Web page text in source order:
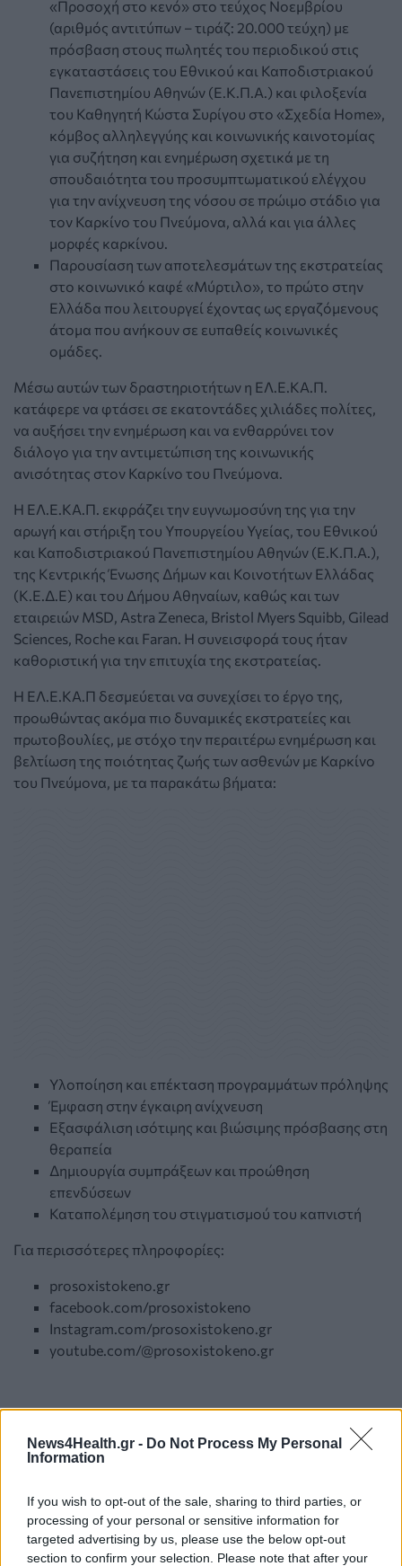
News4Health.gr - Do Not Process My Personal
Information
If you wish to opt-out of the sale, sharing to third parties, or
processing of your personal or sensitive information for
targeted advertising by us, please use the below opt-out
section to confirm your selection. Please note that after your
«Προσοχή στο κενό» στο τεύχος Νοεµβρίου
(αριθµός αντιτύπων – τιράζ: 20.000 τεύχη) με
πρόσβαση στους πωλητές του περιοδικού στις
εγκαταστάσεις του Εθνικού και Καποδιστριακού
Πανεπιστηµίου Αθηνών (Ε.Κ.Π.Α.) και φιλοξενία
του Καθηγητή Κώστα Συρίγου στο «Σχεδία Home»,
κόµβος αλληλεγγύης και κοινωνικής καινοτοµίας
για συζήτηση και ενηµέρωση σχετικά µε τη
σπουδαιότητα του προσυµπτωµατικού ελέγχου
για την ανίχνευση της νόσου σε πρώιµο στάδιο για
τον Καρκίνο του Πνεύµονα, αλλά και για άλλες
µορφές καρκίνου.
Παρουσίαση των αποτελεσµάτων της εκστρατείας
στο κοινωνικό καφέ «Μύρτιλο», το πρώτο στην
Ελλάδα που λειτουργεί έχοντας ως εργαζόµενους
άτοµα που ανήκουν σε ευπαθείς κοινωνικές
οµάδες.
Μέσω αυτών των δραστηριοτήτων η ΕΛ.Ε.ΚΑ.Π.
κατάφερε να φτάσει σε εκατοντάδες χιλιάδες πολίτες,
να αυξήσει την ενηµέρωση και να ενθαρρύνει τον
διάλογο για την αντιµετώπιση της κοινωνικής
ανισότητας στον Καρκίνο του Πνεύµονα.
Η ΕΛ.Ε.ΚΑ.Π. εκφράζει την ευγνωµοσύνη της για την
αρωγή και στήριξη του Υπουργείου Υγείας, του Εθνικού
και Καποδιστριακού Πανεπιστηµίου Αθηνών (Ε.Κ.Π.Α.),
της Κεντρικής Ένωσης Δήµων και Κοινοτήτων Ελλάδας
(Κ.Ε.Δ.Ε) και του Δήµου Αθηναίων, καθώς και των
εταιρειών MSD, Astra Zeneca, Bristol Myers Squibb, Gilead
Sciences, Roche και Faran. Η συνεισφορά τους ήταν
καθοριστική για την επιτυχία της εκστρατείας.
Η ΕΛ.Ε.ΚΑ.Π δεσµεύεται να συνεχίσει το έργο της,
προωθώντας ακόµα πιο δυναµικές εκστρατείες και
πρωτοβουλίες, µε στόχο την περαιτέρω ενηµέρωση και
βελτίωση της ποιότητας ζωής των ασθενών µε Καρκίνο
του Πνεύµονα, µε τα παρακάτω βήµατα:
Υλοποίηση και επέκταση προγραµµάτων πρόληψης
Έµφαση στην έγκαιρη ανίχνευση
Εξασφάλιση ισότιµης και βιώσιµης πρόσβασης στη
θεραπεία
Δηµιουργία συµπράξεων και προώθηση
επενδύσεων
Καταπολέµηση του στιγµατισµού του καπνιστή
Για περισσότερες πληροφορίες:
prosoxistokeno.gr
facebook.com/prosoxistokeno
Instagram.com/prosoxistokeno.gr
youtube.com/@prosoxistokeno.gr